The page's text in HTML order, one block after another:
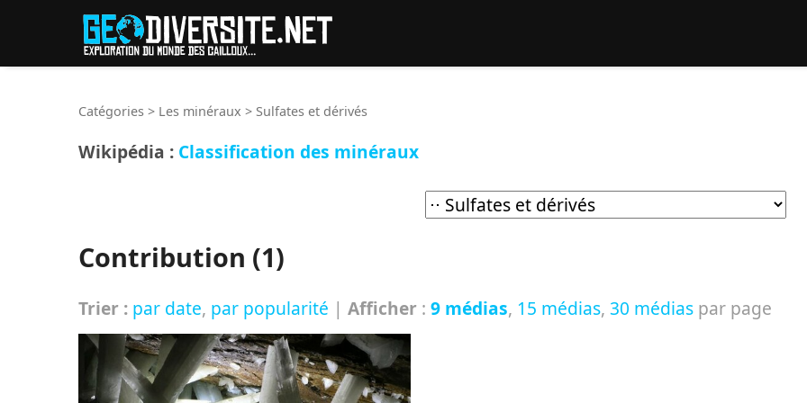
Catégories > Les minéraux > Sulfates et dérivés
Wikipédia : Classification des minéraux
Contribution (1)
Trier : par date, par popularité | Afficher : 9 médias, 15 médias, 30 médias par page